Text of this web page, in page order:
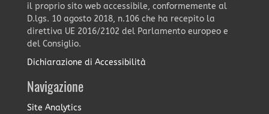
il proprio sito web accessibile, conformemente al
D.lgs. 10 agosto 2018, n.106 che ha recepito la
direttiva UE 2016/2102 del Parlamento europeo e
del Consiglio.
Dichiarazione di Accessibilità
Navigazione
Site Analytics